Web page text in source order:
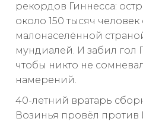
рекордов Гиннесса:
около 150 тысяч человек
малонаселённой
мундиалей. И забил гол
чтобы никто не
намерений.
40-летний вратарь
Возинья провёл